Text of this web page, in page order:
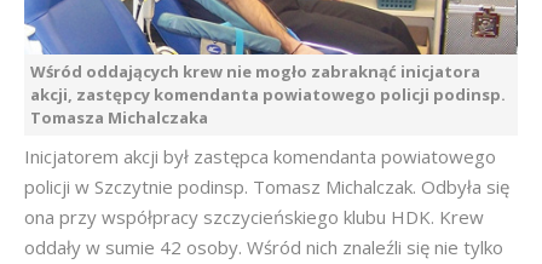
Wśród oddających krew nie mogło zabraknąć inicjatora
akcji, zastępcy komendanta powiatowego policji podinsp.
Tomasza Michalczaka
Inicjatorem akcji był zastępca komendanta powiatowego
policji w Szczytnie podinsp. Tomasz Michalczak. Odbyła się
ona przy współpracy szczycieńskiego klubu HDK. Krew
oddały w sumie 42 osoby. Wśród nich znaleźli się nie tylko